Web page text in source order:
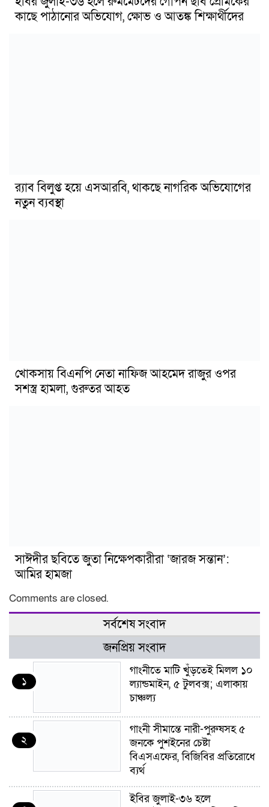
কাছে পাঠানোর অভিযোগ, ক্ষোভ ও আতঙ্ক শিক্ষার্থীদের
র‍্যাব বিলুপ্ত হয়ে এসআরবি, থাকছে নাগরিক অভিযোগের
নতুন ব্যবস্থা
খোকসায় বিএনপি নেতা নাফিজ আহমেদ রাজুর ওপর
সশস্ত্র হামলা, গুরুতর আহত
সাঈদীর ছবিতে জুতা নিক্ষেপকারীরা ‘জারজ সন্তান’:
আমির হামজা
Comments are closed.
সর্বশেষ সংবাদ
জনপ্রিয় সংবাদ
১
গাংনীতে মাটি খুঁড়তেই মিলল ১০
ল্যান্ডমাইন, ৫ টুলবক্স; এলাকায়
চাঞ্চল্য
২
গাংনী সীমান্তে নারী-পুরুষসহ ৫
জনকে পুশইনের চেষ্টা
বিএসএফের, বিজিবির প্রতিরোধে
ব্যর্থ
ইবির জুলাই-৩৬ হলে